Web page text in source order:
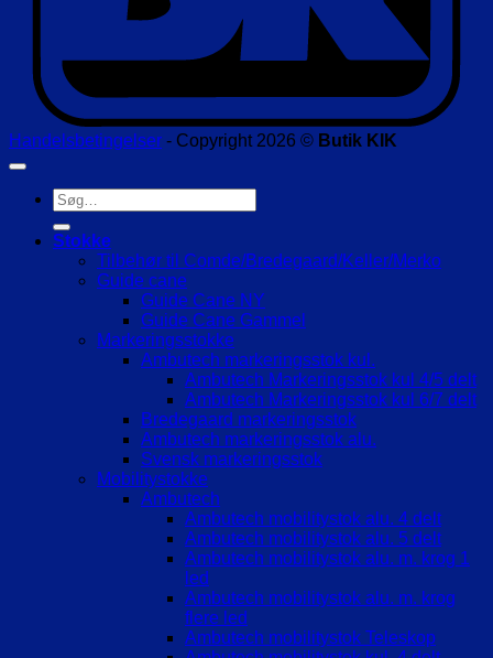
Handelsbetingelser - Copyright 2026 © Butik KIK
Søg
efter:
Stokke
Tilbehør til Comde/Bredegaard/Keller/Merko
Guide cane
Guide Cane NY
Guide Cane Gammel
Markeringsstokke
Ambutech markeringsstok kul.
Ambutech Markeringsstok kul 4/5 delt
Ambutech Markeringsstok kul 6/7 delt
Bredegaard markeringsstok
Ambutech markeringsstok alu.
Svensk markeringsstok
Mobilitystokke
Ambutech
Ambutech mobilitystok alu. 4 delt
Ambutech mobilitystok alu. 5 delt
Ambutech mobilitystok alu. m. krog 1
led
Ambutech mobilitystok alu. m. krog
flere led
Ambutech mobilitystok Teleskop